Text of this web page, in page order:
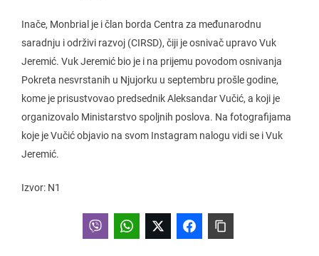
Inače, Monbrial je i član borda Centra za međunarodnu
saradnju i održivi razvoj (CIRSD), čiji je osnivač upravo Vuk
Jeremić. Vuk Jeremić bio je i na prijemu povodom osnivanja
Pokreta nesvrstanih u Njujorku u septembru prošle godine,
kome je prisustvovao predsednik Aleksandar Vučić, a koji je
organizovalo Ministarstvo spoljnih poslova. Na fotografijama
koje je Vučić objavio na svom Instagram nalogu vidi se i Vuk
Jeremić.
Izvor: N1